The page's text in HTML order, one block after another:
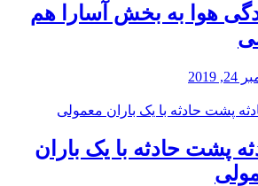
هوا به بخش آسارا هم
پشت حادثه با یک باران